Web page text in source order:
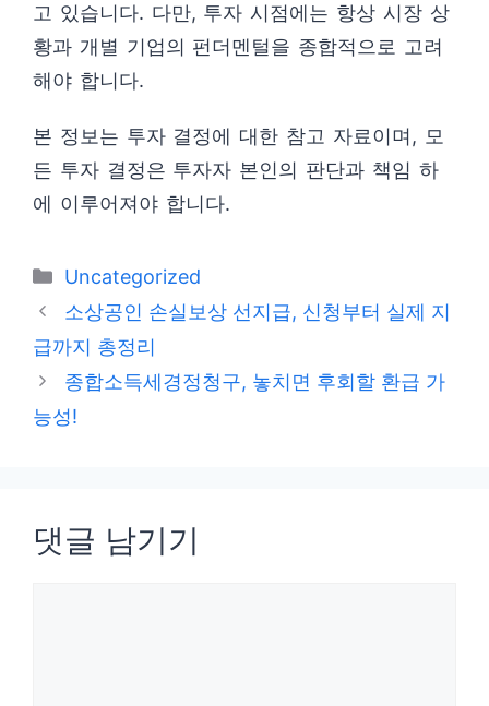
고 있습니다. 다만, 투자 시점에는 항상 시장 상
황과 개별 기업의 펀더멘털을 종합적으로 고려
해야 합니다.
본 정보는 투자 결정에 대한 참고 자료이며, 모
든 투자 결정은 투자자 본인의 판단과 책임 하
에 이루어져야 합니다.
카
테
리
Uncategorized
소상공인 손실보상 선지급, 신청부터 실제 지
급까지 총정리
종합소득세경정청구, 놓치면 후회할 환급 가
능성!
댓글 남기기